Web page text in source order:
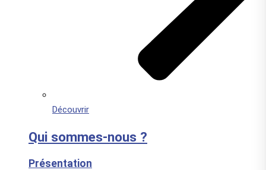
Découvrir
Qui sommes-nous ?
Présentation